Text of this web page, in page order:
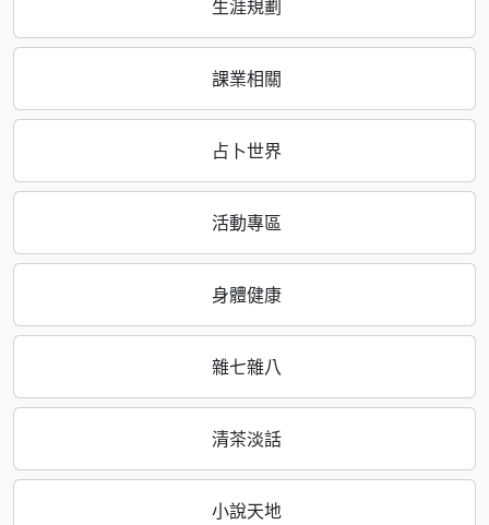
生涯規劃
課業相關
占卜世界
活動專區
身體健康
雜七雜八
清茶淡話
小說天地